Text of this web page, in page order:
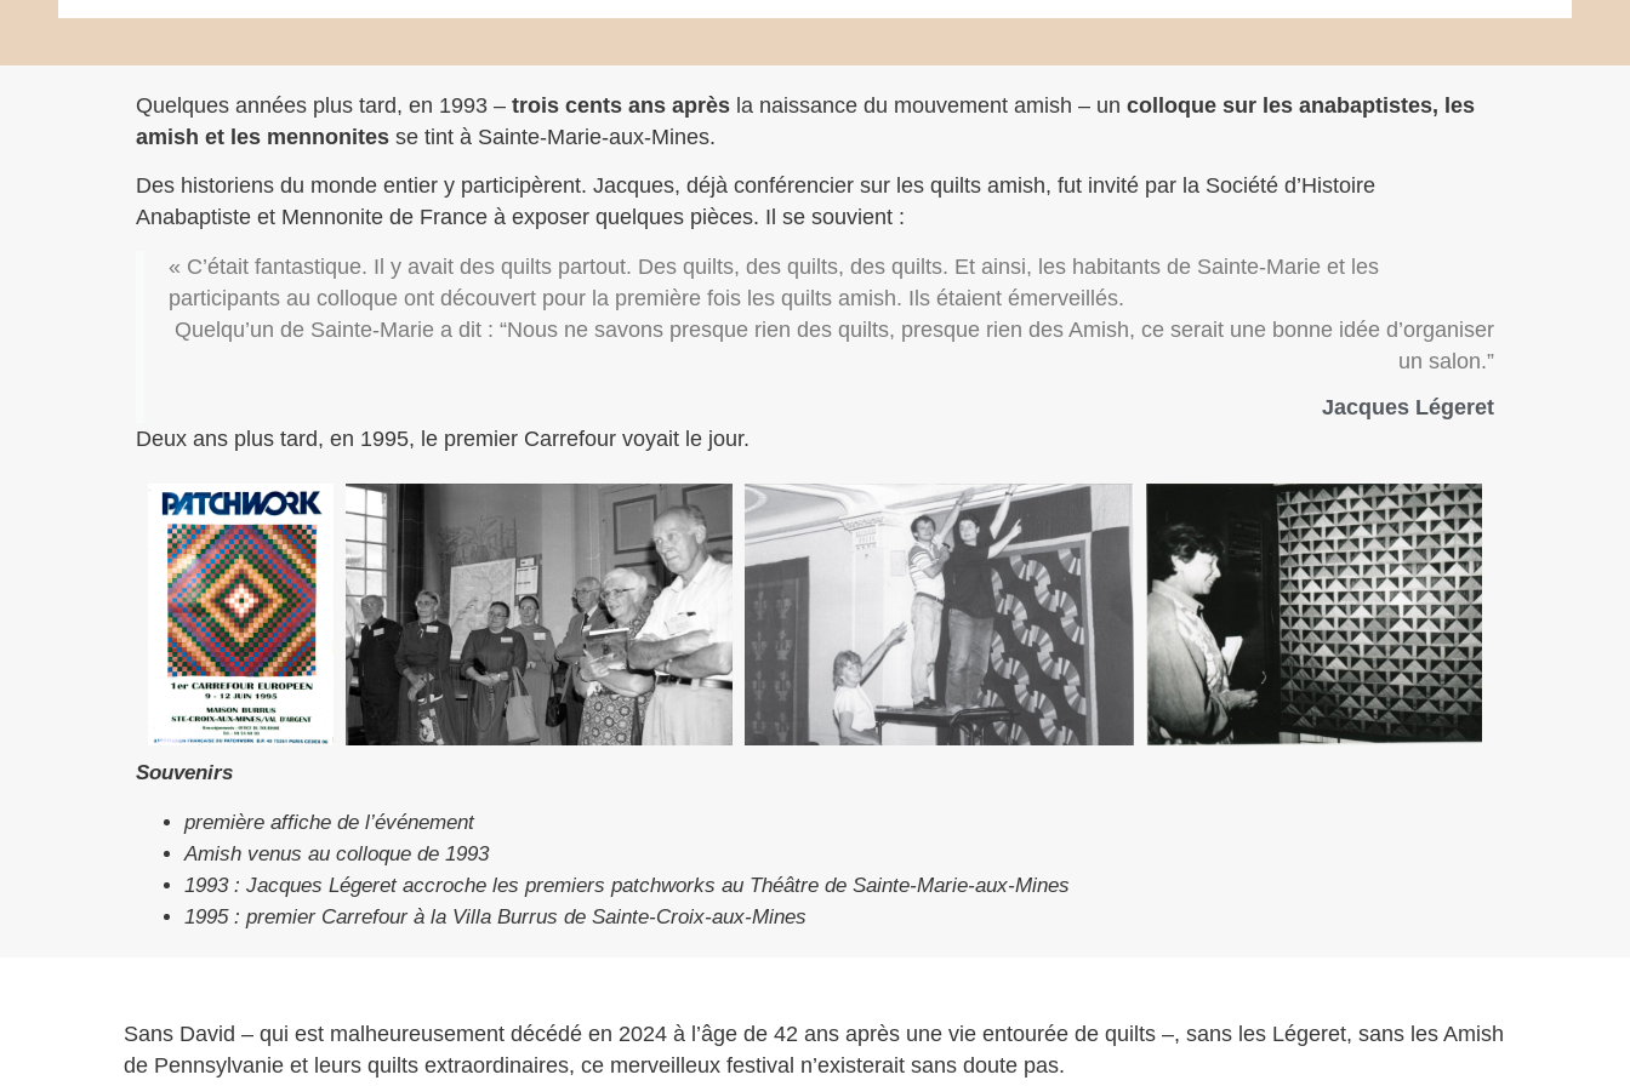
Quelques années plus tard, en 1993 – trois cents ans après la naissance du mouvement amish – un colloque sur les anabaptistes, les
amish et les mennonites se tint à Sainte-Marie-aux-Mines.
Des historiens du monde entier y participèrent. Jacques, déjà conférencier sur les quilts amish, fut invité par la Société d’Histoire
Anabaptiste et Mennonite de France à exposer quelques pièces. Il se souvient :
« C’était fantastique. Il y avait des quilts partout. Des quilts, des quilts, des quilts. Et ainsi, les habitants de Sainte-Marie et les
participants au colloque ont découvert pour la première fois les quilts amish. Ils étaient émerveillés.
Quelqu’un de Sainte-Marie a dit : “Nous ne savons presque rien des quilts, presque rien des Amish, ce serait une bonne idée d’organiser
un salon.”
Jacques Légeret
Deux ans plus tard, en 1995, le premier Carrefour voyait le jour.
Souvenirs
première affiche de l’événement
Amish venus au colloque de 1993
1993 : Jacques Légeret accroche les premiers patchworks au Théâtre de Sainte-Marie-aux-Mines
1995 : premier Carrefour à la Villa Burrus de Sainte-Croix-aux-Mines
Sans David – qui est malheureusement décédé en 2024 à l’âge de 42 ans après une vie entourée de quilts –, sans les Légeret, sans les Amish
de Pennsylvanie et leurs quilts extraordinaires, ce merveilleux festival n’existerait sans doute pas.